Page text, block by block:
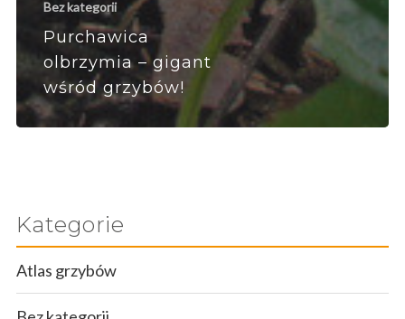
Bez kategorii
Purchawica
olbrzymia – gigant
wśród grzybów!
Kategorie
Atlas grzybów